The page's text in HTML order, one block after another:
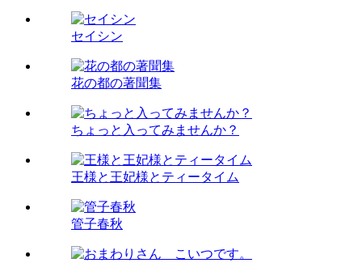
セイシン
花の都の著聞集
ちょっと入ってみませんか？
王様と王妃様とティータイム
管子春秋